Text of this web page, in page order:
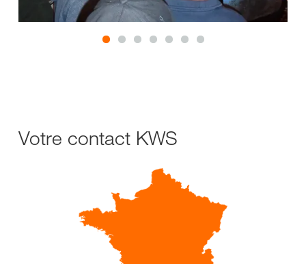
Votre contact KWS